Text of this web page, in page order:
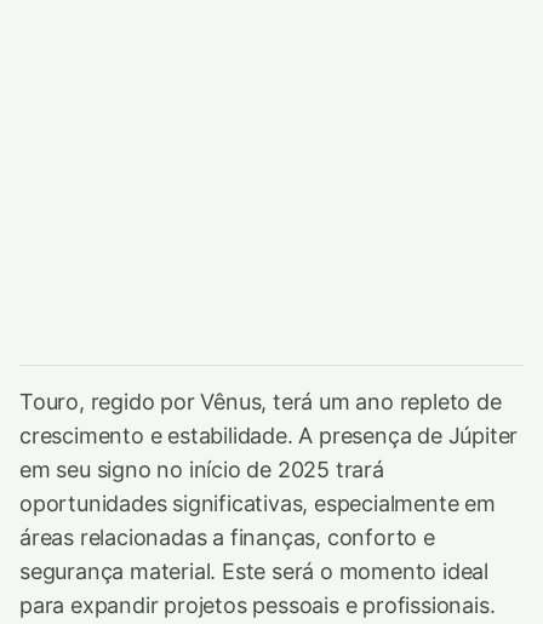
Touro, regido por Vênus, terá um ano repleto de
crescimento e estabilidade. A presença de Júpiter
em seu signo no início de 2025 trará
oportunidades significativas, especialmente em
áreas relacionadas a finanças, conforto e
segurança material. Este será o momento ideal
para expandir projetos pessoais e profissionais.